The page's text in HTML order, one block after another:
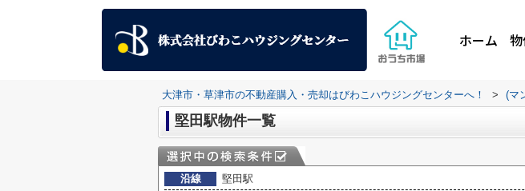
ホーム
大津市・草津市の不動産購入・売却はびわこハウジングセンターへ！ > (マ
堅田駅物件一覧
沿線
堅田駅